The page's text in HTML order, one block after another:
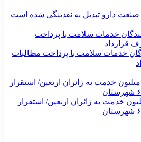
خدمات سلامت با پرداخت مطالبات
بیش از ۱.۷ میلیون خدمت به زائران اربعین/ استقرار